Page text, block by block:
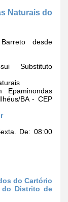
Naturais do
desde
Substituto
Epaminondas
BA - CEP
De: 08:00
do Cartório
do Distrito de